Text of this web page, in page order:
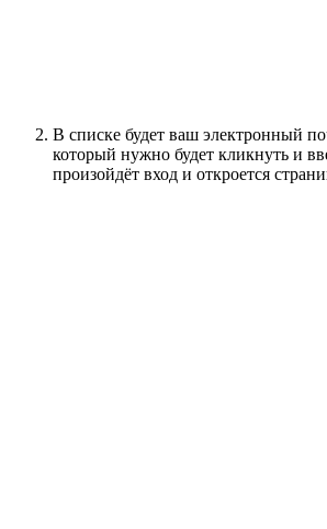
В списке будет ваш электронный
который нужно будет кликнуть и
произойдёт вход и откроется